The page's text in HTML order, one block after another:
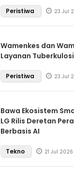
Peristiwa 23 Jul
Wamenkes dan
Layanan
Peristiwa 23 Jul
Bawa Ekosistem
LG Rilis Deretan
Berbasis AI
Tekno 21 Jul 2026